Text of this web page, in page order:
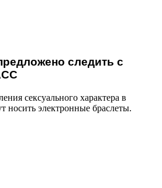
следить с
сексуального характера в
носить электронные браслеты.